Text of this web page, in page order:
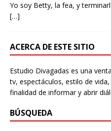
Yo soy Betty, la fea, y
[…]
ACERCA DE ESTE SITIO
Estudio Divagadas es una
tv, espectáculos, estilo de
finalidad de informar y abrir
BÚSQUEDA